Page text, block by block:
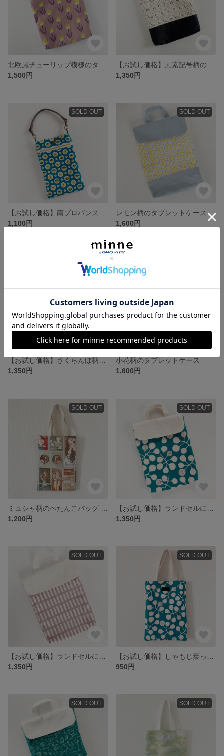
1,500円
1,350円
SOLD OUT
1,100円
SOLD OUT
レモン柄のタブレットケース セパレートタイプ
1,600円
1,350円
小花柄のタブレットケース
1,600円
SOLD OUT
1,200円
SOLD OUT
1,350円
SOLD OUT
1,350円
SOLD OUT
950円
SOLD OUT SOLD OUT